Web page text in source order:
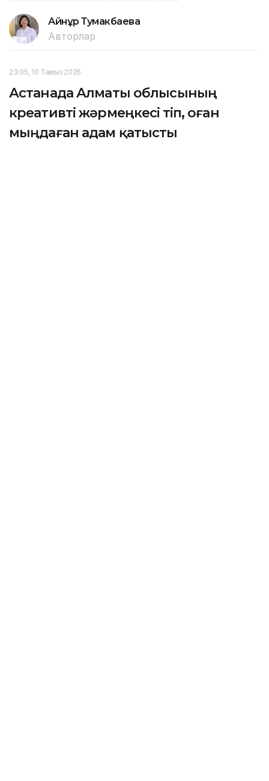
Айнұр Тумакбаева
Авторлар
23:05, 10 Тамыз 2026
Астанада Алматы облысының
креативті жәрмеңкесі өтіп, оған
мыңдаған адам қатысты